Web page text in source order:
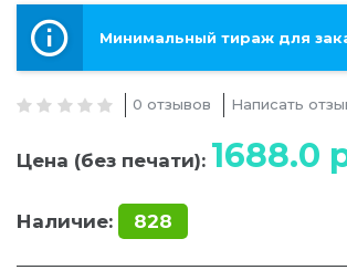
Минимальный тираж для
0 отзывов Написать
Цена (без печати): 1688.0
Наличие: 828